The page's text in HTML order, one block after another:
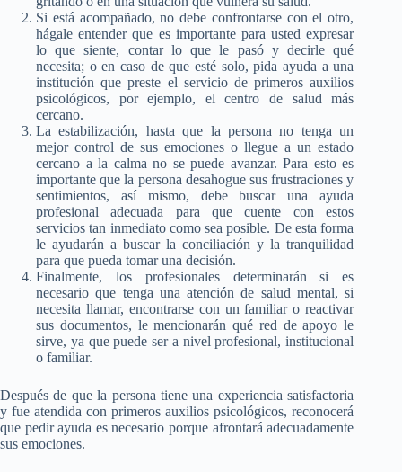
Si está acompañado, no debe confrontarse con el otro,
hágale entender que es importante para usted expresar
lo que siente, contar lo que le pasó y decirle qué
necesita; o en caso de que esté solo, pida ayuda a una
institución que preste el servicio de primeros auxilios
psicológicos, por ejemplo, el centro de salud más
cercano.
La estabilización, hasta que la persona no tenga un
mejor control de sus emociones o llegue a un estado
cercano a la calma no se puede avanzar. Para esto es
importante que la persona desahogue sus frustraciones y
sentimientos, así mismo, debe buscar una ayuda
profesional adecuada para que cuente con estos
servicios tan inmediato como sea posible. De esta forma
le ayudarán a buscar la conciliación y la tranquilidad
para que pueda tomar una decisión.
Finalmente, los profesionales determinarán si es
necesario que tenga una atención de salud mental, si
necesita llamar, encontrarse con un familiar o reactivar
sus documentos, le mencionarán qué red de apoyo le
sirve, ya que puede ser a nivel profesional, institucional
o familiar.
Después de que la persona tiene una experiencia satisfactoria
y fue atendida con primeros auxilios psicológicos, reconocerá
que pedir ayuda es necesario porque afrontará adecuadamente
sus emociones.